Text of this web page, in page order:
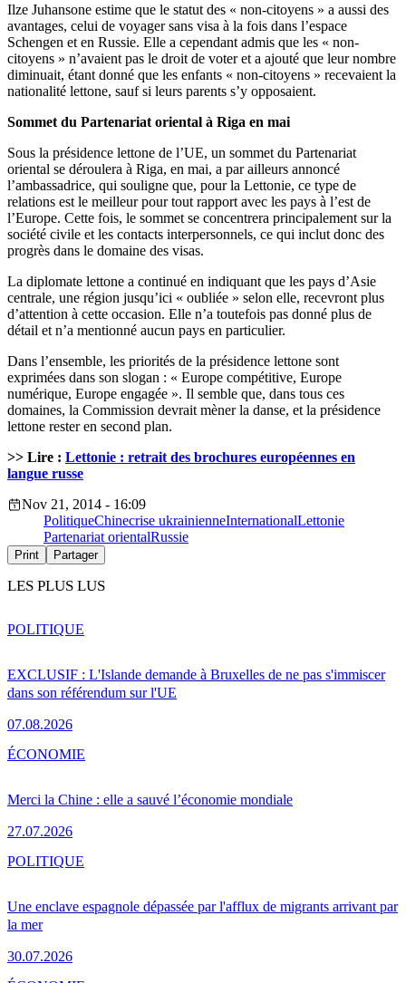
Ilze Juhansone estime que le statut des « non-citoyens » a aussi des
avantages, celui de voyager sans visa à la fois dans l’espace
Schengen et en Russie. Elle a cependant admis que les « non-
citoyens » n’avaient pas le droit de voter et a ajouté que leur nombre
diminuait, étant donné que les enfants « non-citoyens » recevaient la
nationalité lettone, sauf si leurs parents s’y opposaient.
Sommet du Partenariat oriental à Riga en mai
Sous la présidence lettone de l’UE, un sommet du Partenariat
oriental se déroulera à Riga, en mai, a par ailleurs annoncé
l’ambassadrice, qui souligne que, pour la Lettonie, ce type de
relations est le meilleur pour tout rapport avec les pays à l’est de
l’Europe. Cette fois, le sommet se concentrera principalement sur la
société civile et les contacts interpersonnels, ce qui inclut donc des
progrès dans le domaine des visas.
La diplomate lettone a continué en indiquant que les pays d’Asie
centrale, une région jusqu’ici « oubliée » selon elle, recevront plus
d’attention à cette occasion. Elle n’a toutefois pas donné plus de
détail et n’a mentionné aucun pays en particulier.
Dans l’ensemble, les priorités de la présidence lettone sont
exprimées dans son slogan : « Europe compétitive, Europe
numérique, Europe engagée ». Il semble que, dans tous ces
domaines, la Commission devrait mèner la danse, et la présidence
lettone rester en second plan.
>> Lire : Lettonie : retrait des brochures européennes en
langue russe
Nov 21, 2014 - 16:09
PolitiqueChinecrise ukrainienneInternationalLettonie
Partenariat orientalRussie
Print Partager
LES PLUS LUS
EXCLUSIF : L'Islande demande à Bruxelles de ne pas s'immiscer
dans son référendum sur l'UE
07.08.2026
POLITIQUE
Merci la Chine : elle a sauvé l’économie mondiale
27.07.2026
ÉCONOMIE
Une enclave espagnole dépassée par l'afflux de migrants arrivant par
la mer
30.07.2026
POLITIQUE